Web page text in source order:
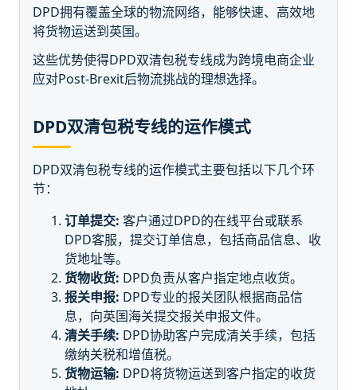
DPD拥有覆盖全球的物流网络，能够快速、高效地
将货物运送到英国。
这些优势使得DPD双清包税专线成为跨境电商企业
应对Post-Brexit后物流挑战的理想选择。
DPD双清包税专线的运作模式
DPD双清包税专线的运作模式主要包括以下几个环
节：
订单提交: 客户通过DPD的在线平台或联系
DPD客服，提交订单信息，包括商品信息、收
货地址等。
货物收货: DPD负责从客户指定地点收货。
报关申报: DPD专业的报关团队根据商品信
息，向英国海关提交报关申报文件。
清关手续: DPD协助客户完成清关手续，包括
缴纳关税和增值税。
货物运输: DPD将货物运送到客户指定的收货